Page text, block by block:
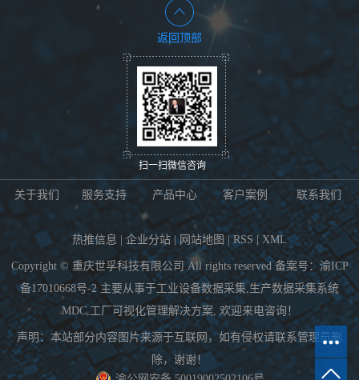
返回顶部
扫一扫微信咨询
关于我们 服务支持 产品中心 客户案例 联系我们
热推信息 | 企业分站 |网站地图 |RSS| XML
Copyright © 重庆世孚科技有限公司 All rights reserved 备案号：渝ICP
备17010668号-2 主要从事于工业设备数据采集,生产数据采集系统
MDC,工厂可视化管理解决方案, 欢迎来电咨询！
声明：本站部分内容图片来源于互联网，如有侵权请联系管理员删
除，谢谢！